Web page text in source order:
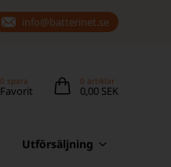
info@batterinet.se
0 spara
Favorit
0 artiklar
0,00 SEK
Utförsäljning